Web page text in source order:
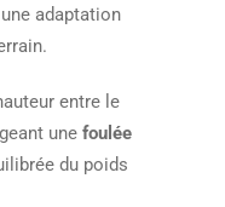
adaptation
entre le
unefoulée
du poids